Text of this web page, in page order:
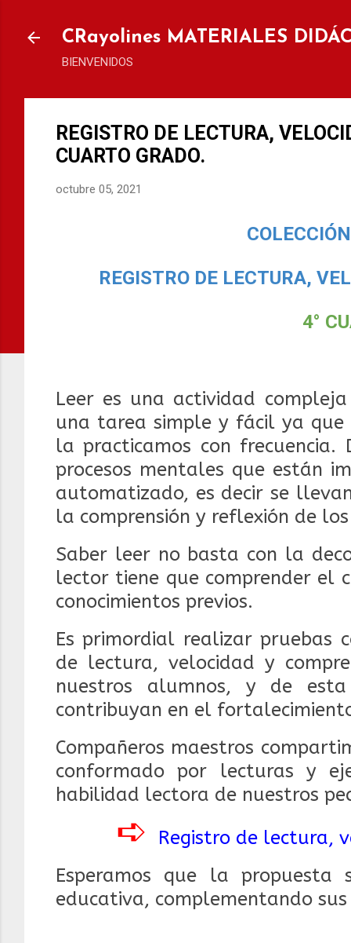
CRayolines MATERIALES
BIENVENIDOS
REGISTRO DE LECTURA,
CUARTO GRADO.
octubre 05, 2021
REGISTRO DE LECTURA,
4°
Leer es una actividad
una tarea simple y fácil ya
la practicamos con
procesos mentales que están
automatizado, es decir se
la comprensión y reflexión de
Saber leer no basta con la
lector tiene que comprender el
conocimientos previos.
Es primordial realizar pruebas
de lectura, velocidad y
nuestros alumnos, y de
contribuyan en el
Compañeros maestros
conformado por lecturas y
habilidad lectora de nuestros
➪
Registro de lectura,
Esperamos que la
educativa, complementando